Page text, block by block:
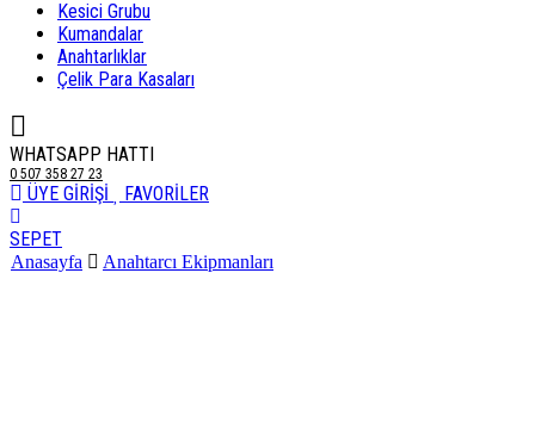
Kesici Grubu
Kumandalar
Anahtarlıklar
Çelik Para Kasaları
WHATSAPP HATTI
0 507 358 27 23
ÜYE GİRİŞİ
FAVORİLER
SEPET
Anasayfa Anahtarcı Ekipmanları